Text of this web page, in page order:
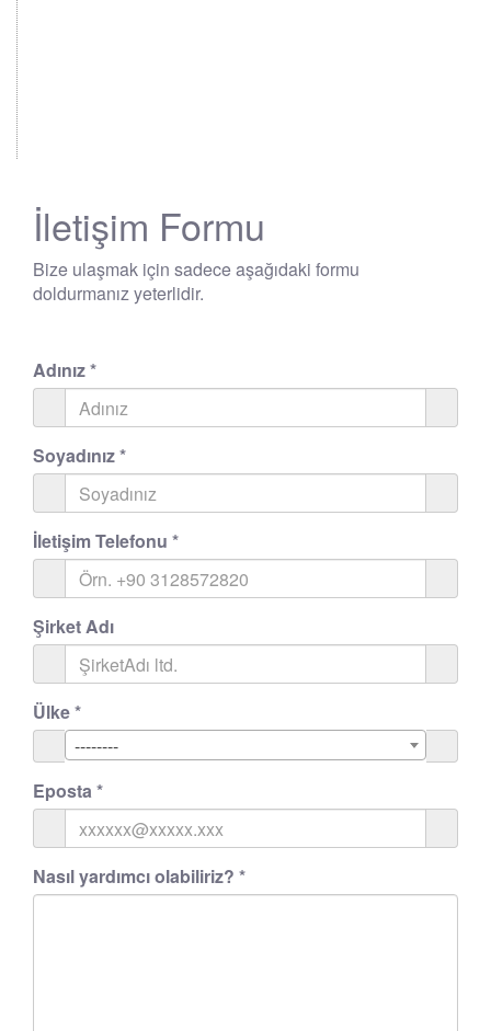
İletişim Formu
Bize ulaşmak için sadece aşağıdaki formu
doldurmanız yeterlidir.
Adınız*
Soyadınız*
İletişim Telefonu *
Şirket Adı
Ülke*
--------
Eposta*
Nasıl yardımcı olabiliriz? *